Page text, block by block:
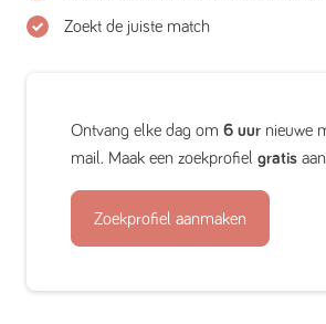
Zoekt de juiste match
Ontvang elke dag om 6 uur nieuwe
mail. Maak een zoekprofiel gratis
Zoekprofiel aanmaken